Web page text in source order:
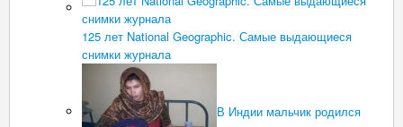
125 лет National Geographic. Самые выдающиеся
снимки журнала
В Индии мальчик родился